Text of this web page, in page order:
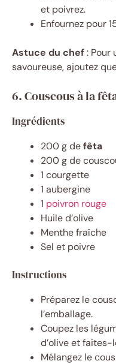
et poivrez.
Enfournez pour
Astuce du chef: Pour
savoureuse, ajoutez
6. Couscous à la
Ingrédients
200 g defêta
200 g de
1 courgette
1 aubergine
1 poivron rouge
Huile d’olive
Menthe fraîche
Sel et poivre
Instructions
Préparez le
l’emballage.
Coupez les
d’olive et faites-
Mélangez le